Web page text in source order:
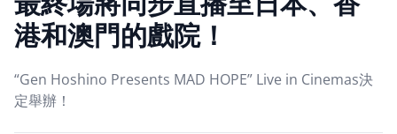
港和澳門的戲院！
“Gen Hoshino Presents MAD HOPE” Live in Cinemas決
定舉辦！